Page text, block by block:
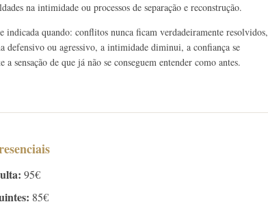
na intimidade ou processos de separação e reconstrução.
indicada quando: conflitos nunca ficam verdadeiramente resolvidos,
defensivo ou agressivo, a intimidade diminui, a confiança se
sensação de que já não se conseguem entender como antes.
95€
85€